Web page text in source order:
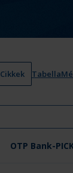
Cikkek Tabella
OTP Bank-